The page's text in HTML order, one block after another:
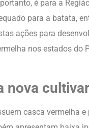
é para a
para a batata,
ações para
nos estados do
nova cultivar
casca vermelha